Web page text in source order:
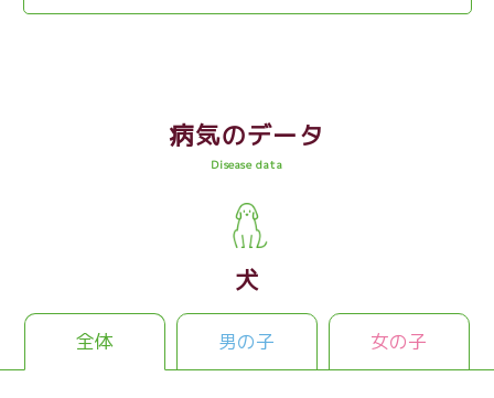
病気のデータ
Disease data
犬
全体 男の子 女の子